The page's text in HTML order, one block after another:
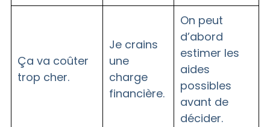
Ça va coûter
trop cher.
Je crains
une
charge
financière.
On peut
d’abord
estimer les
aides
possibles
avant de
décider.